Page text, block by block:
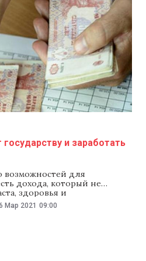
и заработать
возможностей для
дохода, который не
здоровья и
популярный — банковские
годы проценты по ним
Мар 2021 09:00